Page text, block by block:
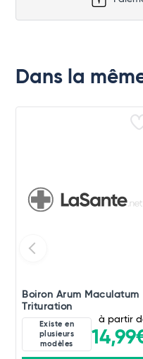
Dans la
Boiron Arum Maculatum
Trituration
Existe en
plusieurs
modèles
à partir